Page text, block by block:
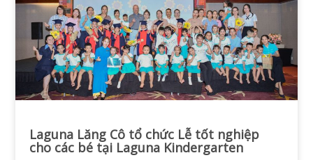
Laguna Lăng Cô tổ chức Lễ tốt nghiệp
cho các bé tại Laguna Kindergarten